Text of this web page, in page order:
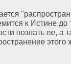
к Истине дο
познать ее, а
этого